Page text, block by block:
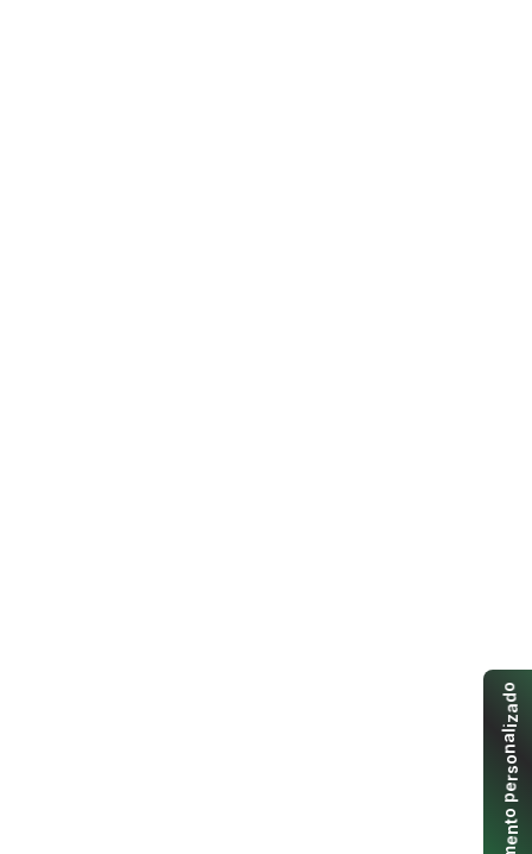
e
n
t
o
p
e
r
s
o
n
a
l
i
z
a
d
o